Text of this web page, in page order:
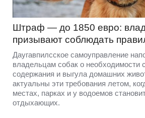
Штраф — до 1850 евро:
призывают соблюдать
Даугавпилсское самоуправление
владельцам собак о необходимости
содержания и выгула домашних
актуальны эти требования летом,
местах, парках и у водоемов
отдыхающих.